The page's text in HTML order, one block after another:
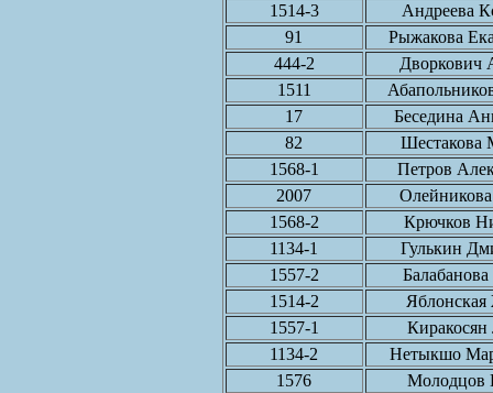
1514-3
Андреева
91
Рыжакова
444-2
Дворкович
1511
17
Беседина
82
Шестакова
1568-1
Петров
2007
1568-2
Крючков
1134-1
Гулькин
1557-2
1514-2
Яблонская
1557-1
Киракосян
1134-2
Нетыкшо
1576
Молодцов